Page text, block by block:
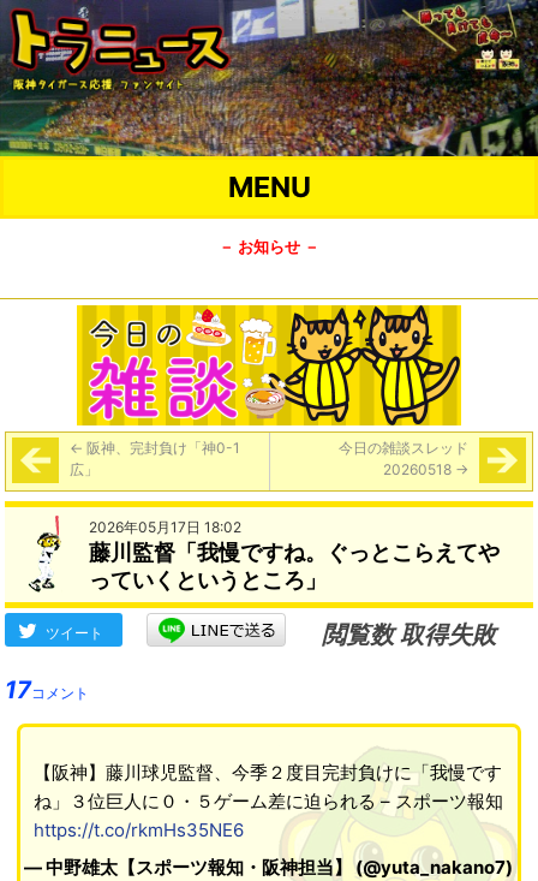
MENU
－ お知らせ －
← 阪神、完封負け「神0-1
広」
今日の雑談スレッド
20260518 →
2026年05月17日 18:02
藤川監督「我慢ですね。ぐっとこらえてや
っていくというところ」
ツイート
閲覧数 取得失敗
17コメント
【阪神】藤川球児監督、今季２度目完封負けに「我慢です
ね」３位巨人に０・５ゲーム差に迫られる – スポーツ報知
https://t.co/rkmHs35NE6
— 中野雄太【スポーツ報知・阪神担当】 (@yuta_nakano7)